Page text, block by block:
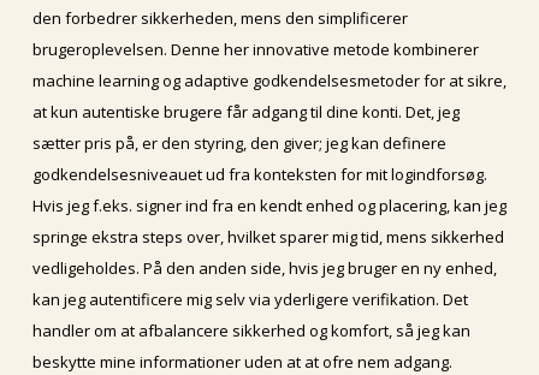
den forbedrer sikkerheden, mens den simplificerer
brugeroplevelsen. Denne her innovative metode kombinerer
machine learning og adaptive godkendelsesmetoder for at sikre,
at kun autentiske brugere får adgang til dine konti. Det, jeg
sætter pris på, er den styring, den giver; jeg kan definere
godkendelsesniveauet ud fra konteksten for mit logindforsøg.
Hvis jeg f.eks. signer ind fra en kendt enhed og placering, kan jeg
springe ekstra steps over, hvilket sparer mig tid, mens sikkerhed
vedligeholdes. På den anden side, hvis jeg bruger en ny enhed,
kan jeg autentificere mig selv via yderligere verifikation. Det
handler om at afbalancere sikkerhed og komfort, så jeg kan
beskytte mine informationer uden at at ofre nem adgang.